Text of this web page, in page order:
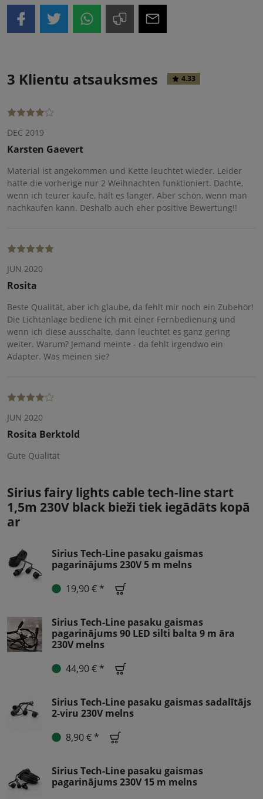
3 Klientu atsauksmes 4.33
DEC 2019
Karsten Gaevert
Material ist angekommen und Kette leuchtet wieder. Leider
hatte die vorherige nur 2 Weihnachten funktioniert. Dachte,
wenn ich teurer kaufe, hält es länger. Aber schön, wenn man
nachkaufen kann. Deshalb auch eher positive Bewertung!!
JUN 2020
Rosita
Beste Qualität, aber ich glaube, da fehlt mir noch ein Zubehör!
Die Lichtanlage bediene ich mit einer Fernbedienung und
wenn ich diese ausschalte, dann leuchtet es ganz gering
weiter. Warum? Jemand meinte - da fehlt irgendwo ein
Adapter. Was meinen sie?
JUN 2020
Rosita Berktold
Gute Qualität
Sirius fairy lights cable tech-line start
1,5m 230V black bieži tiek iegādāts kopā
ar
Sirius Tech-Line pasaku gaismas
pagarinājums 230V 5 m melns
19,90 € *
Sirius Tech-Line pasaku gaismas
pagarinājums 90 LED silti balta 9 m āra
230V melns
44,90 € *
Sirius Tech-Line pasaku gaismas sadalītājs
2-viru 230V melns
8,90 € *
Sirius Tech-Line pasaku gaismas
pagarinājums 230V 15 m melns